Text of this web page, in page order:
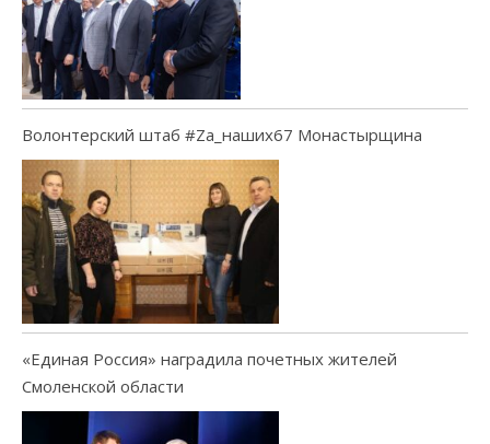
Волонтерский штаб #Za_наших67 Монастырщина
«Единая Россия» наградила почетных жителей
Смоленской области